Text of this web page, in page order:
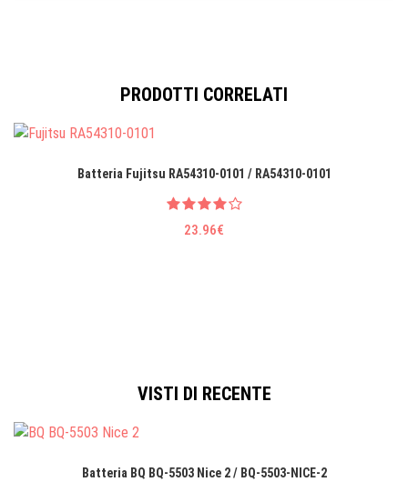
PRODOTTI CORRELATI
Batteria Fujitsu RA54310-0101 / RA54310-0101
23.96€
VISTI DI RECENTE
Batteria BQ BQ-5503 Nice 2 / BQ-5503-NICE-2